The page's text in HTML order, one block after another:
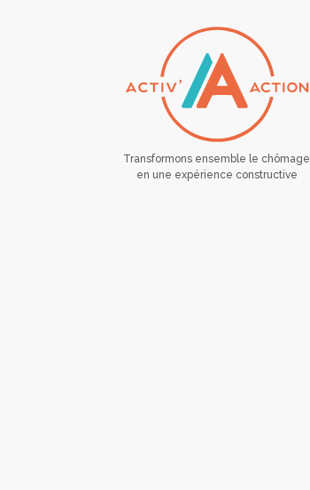
Transformons ensemble le chômage
en une expérience constructive